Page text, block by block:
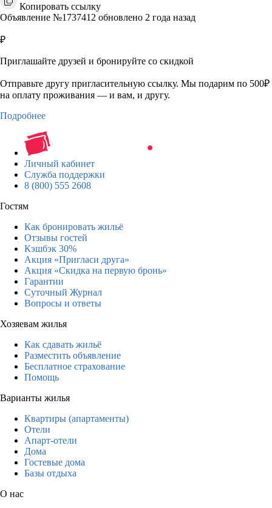
Копировать ссылку
Объявление №1737412 обновлено 2 года назад
₽
Приглашайте друзей и бронируйте со скидкой
Отправьте другу пригласительную ссылку. Мы подарим по 500₽
на оплату проживания — и вам, и другу.
Подробнее
Личный кабинет
Служба поддержки
8 (800) 555 2608
Гостям
Как бронировать жильё
Отзывы гостей
Кэшбэк 30%
Акция «Пригласи друга»
Акция «Скидка на первую бронь»
Гарантии
Суточный Журнал
Вопросы и ответы
Хозяевам жилья
Как сдавать жильё
Разместить объявление
Бесплатное страхование
Помощь
Варианты жилья
Квартиры (апартаменты)
Отели
Апарт-отели
Дома
Гостевые дома
Базы отдыха
О нас